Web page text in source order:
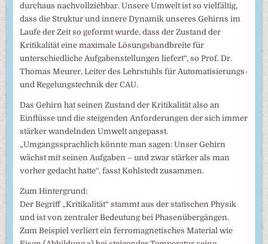
durchaus nachvollziehbar. Unsere Umwelt ist so vielfältig,
dass die Struktur und innere Dynamik unseres Gehirns im
Laufe der Zeit so geformt wurde, dass der Zustand der
Kritikalität eine maximale Lösungsbandbreite für
unterschiedliche Aufgabenstellungen liefert“, so Prof. Dr.
Thomas Meurer, Leiter des Lehrstuhls für Automatisierungs-
und Regelungstechnik der CAU.
Das Gehirn hat seinen Zustand der Kritikalität also an
Einflüsse und die steigenden Anforderungen der sich immer
stärker wandelnden Umwelt angepasst.
„Umgangssprachlich könnte man sagen: Unser Gehirn
wächst mit seinen Aufgaben – und zwar stärker als man
vorher gedacht hatte“, fasst Kohlstedt zusammen.
Zum Hintergrund:
Der Begriff „Kritikalität“ stammt aus der statischen Physik
und ist von zentraler Bedeutung bei Phasenübergängen.
Zum Beispiel verliert ein ferromagnetisches Material wie